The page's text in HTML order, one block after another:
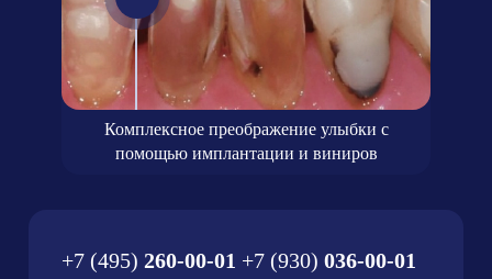
Комплексное преображение улыбки с
помощью имплантации и виниров
+7 (495) 260-00-01 +7 (930) 036-00-01